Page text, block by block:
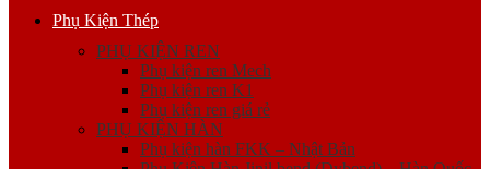
Phụ Kiện Thép
PHỤ KIỆN REN
Phụ kiện ren Mech
Phụ kiện ren K1
Phụ kiện ren giá rẻ
PHỤ KIỆN HÀN
Phụ kiện hàn FKK – Nhật Bản